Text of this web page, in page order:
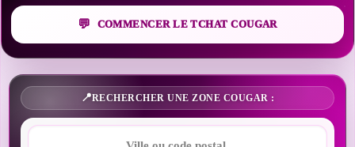
COMMENCER LE TCHAT COUGAR
RECHERCHER UNE ZONE COUGAR :